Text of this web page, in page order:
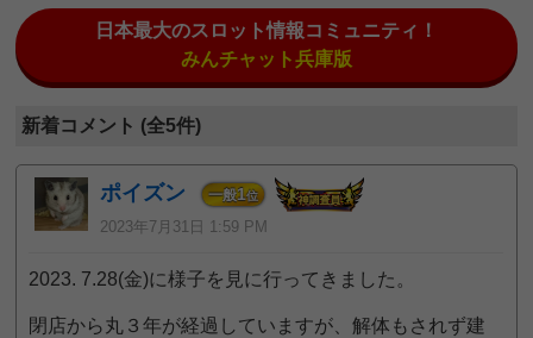
日本最大のスロット情報コミュニティ！
みんチャット兵庫版
新着コメント (全5件)
ポイズン 一般1位
2023年7月31日 1:59 PM
2023. 7.28(金)に様子を見に行ってきました。
閉店から丸３年が経過していますが、解体もされず建